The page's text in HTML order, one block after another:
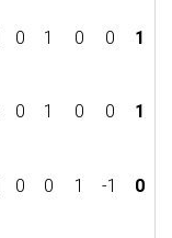
0 1 0 0 1
0 1 0 0 1
0 0 1 -1 0